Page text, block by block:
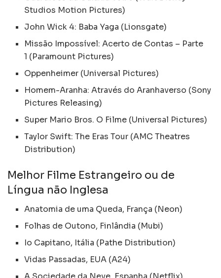
Studios Motion Pictures)
John Wick 4: Baba Yaga (Lionsgate)
Missão Impossível: Acerto de Contas – Parte
1 (Paramount Pictures)
Oppenheimer (Universal Pictures)
Homem-Aranha: Através do Aranhaverso (Sony
Pictures Releasing)
Super Mario Bros. O Filme (Universal Pictures)
Taylor Swift: The Eras Tour (AMC Theatres
Distribution)
Melhor Filme Estrangeiro ou de
Língua não Inglesa
Anatomia de uma Queda, França (Neon)
Folhas de Outono, Finlândia (Mubi)
Io Capitano, Itália (Pathe Distribution)
Vidas Passadas, EUA (A24)